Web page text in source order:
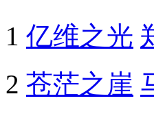
1 亿维之光
2 苍茫之崖